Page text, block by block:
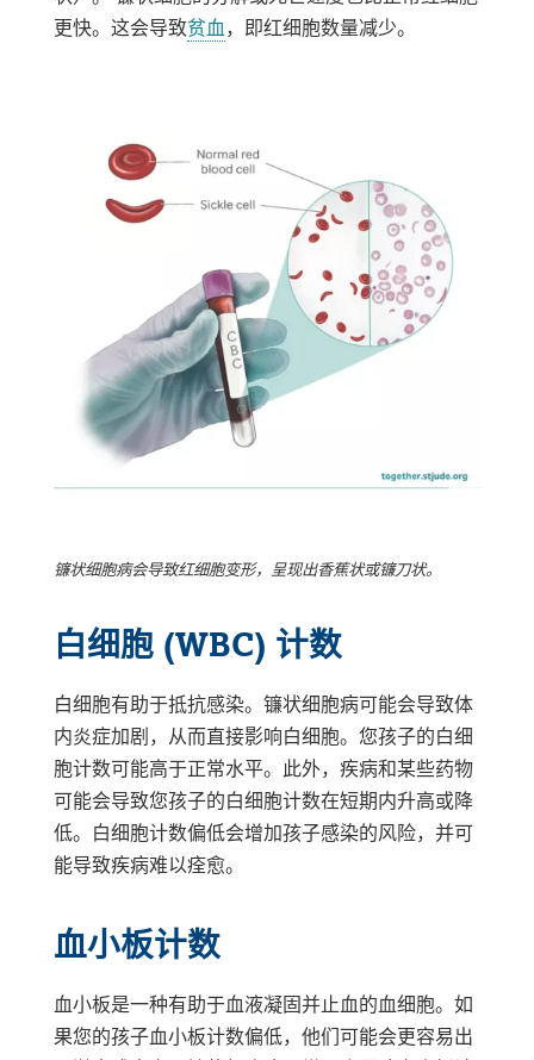
更快。这会导致贫血，即红细胞数量减少。
镰状细胞病会导致红细胞变形，呈现出香蕉状或镰刀状。
白细胞 (WBC) 计数
白细胞有助于抵抗感染。镰状细胞病可能会导致体
内炎症加剧，从而直接影响白细胞。您孩子的白细
胞计数可能高于正常水平。此外，疾病和某些药物
可能会导致您孩子的白细胞计数在短期内升高或降
低。白细胞计数偏低会增加孩子感染的风险，并可
能导致疾病难以痊愈。
血小板计数
血小板是一种有助于血液凝固并止血的血细胞。如
果您的孩子血小板计数偏低，他们可能会更容易出